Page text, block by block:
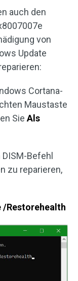
auch den
von
Update
Cortana-
Maustaste
SieAls
Befehl
zu reparieren,
/Restorehealth